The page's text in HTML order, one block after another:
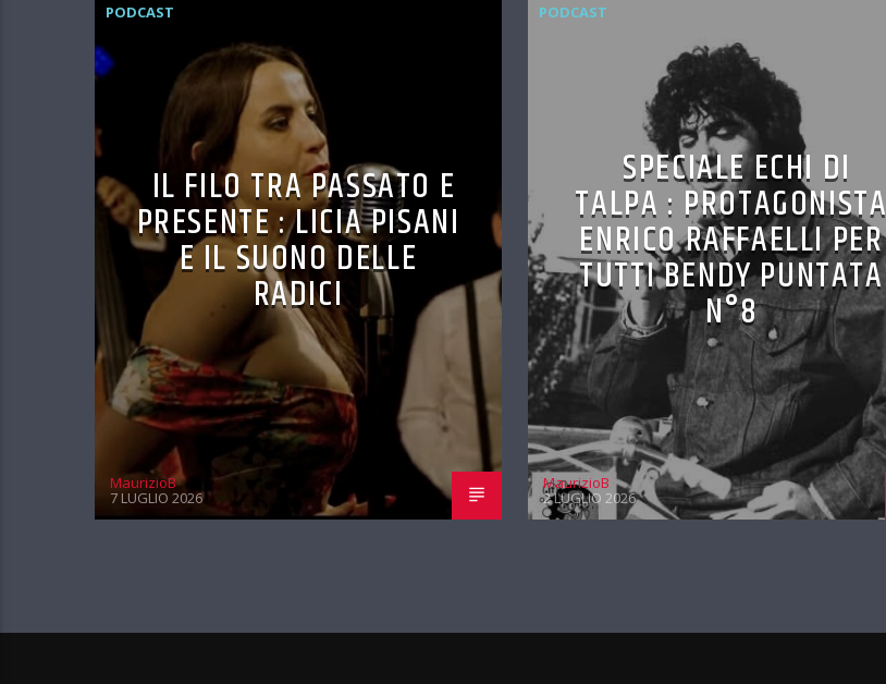
PODCAST
IL FILO TRA PASSATO E
PRESENTE : LICIA PISANI
E IL SUONO DELLE
RADICI
MaurizioB
7 LUGLIO 2026
PODCAST
SPECIALE ECHI DI
TALPA : PROTAGONISTA
ENRICO RAFFAELLI PER
TUTTI BENDY PUNTATA
N°8
MaurizioB
2 LUGLIO 2026